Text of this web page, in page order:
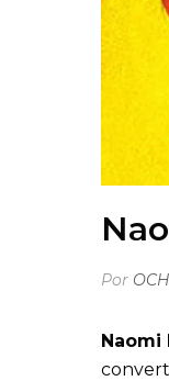
Por
Naomi